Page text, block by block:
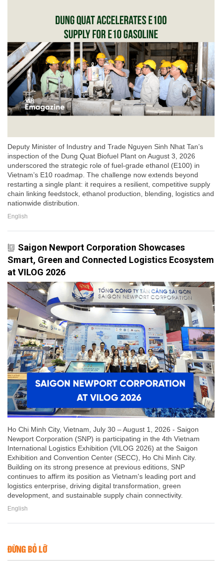
Deputy Minister of Industry and Trade Nguyen Sinh Nhat Tan’s
inspection of the Dung Quat Biofuel Plant on August 3, 2026
underscored the strategic role of fuel-grade ethanol (E100) in
Vietnam’s E10 roadmap. The challenge now extends beyond
restarting a single plant: it requires a resilient, competitive supply
chain linking feedstock, ethanol production, blending, logistics and
nationwide distribution.
English
Saigon Newport Corporation Showcases
Smart, Green and Connected Logistics Ecosystem
at VILOG 2026
Ho Chi Minh City, Vietnam, July 30 – August 1, 2026 - Saigon
Newport Corporation (SNP) is participating in the 4th Vietnam
International Logistics Exhibition (VILOG 2026) at the Saigon
Exhibition and Convention Center (SECC), Ho Chi Minh City.
Building on its strong presence at previous editions, SNP
continues to affirm its position as Vietnam's leading port and
logistics enterprise, driving digital transformation, green
development, and sustainable supply chain connectivity.
English
ĐỪNG BỎ LỠ